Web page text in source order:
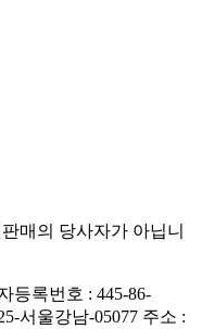
매의 당사자가 아닙니
등록번호 : 445-86-
서울강남-05077 주소 :